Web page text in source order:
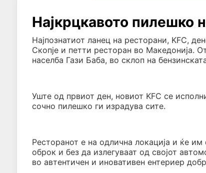
Најкрцкавото пилешко
Најпознатиот ланец на ресторани, KFC,
Скопје и петти ресторан во Македонија.
населба Гази Баба, во склоп на
Уште од првиот ден, новиот KFC се
сочно пилешко ги израдува сите.
Ресторанот е на одлична локација и ќе
оброк и без да излегуваат од својот
во автентичен и иновативен ентериер